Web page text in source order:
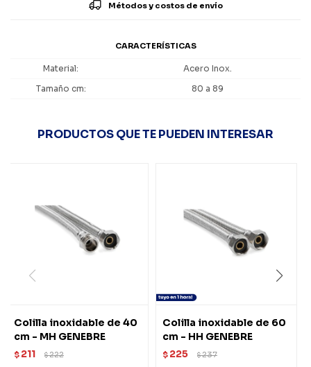
Métodos y costos de envío
CARACTERÍSTICAS
Material
Acero Inox.
Tamaño cm
80 a 89
PRODUCTOS QUE TE PUEDEN INTERESAR
Colilla inoxidable de 40
cm - MH GENEBRE
$ 211 $222
Colilla inoxidable de 60
cm - HH GENEBRE
$ 225 $237